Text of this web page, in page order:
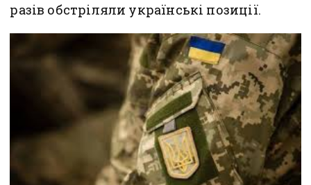
разів обстріляли українські позиції.